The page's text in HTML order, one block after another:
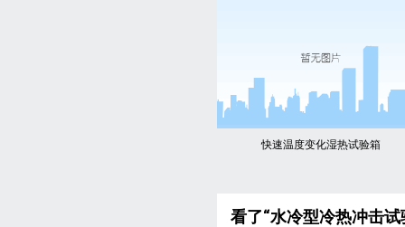
快速温度变化湿热试验箱
看了“水冷型冷热冲击